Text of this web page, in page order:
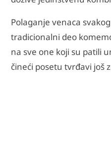
Polaganje venaca
tradicionalni deo
na sve one koji su patili
čineći posetu tvrđavi još